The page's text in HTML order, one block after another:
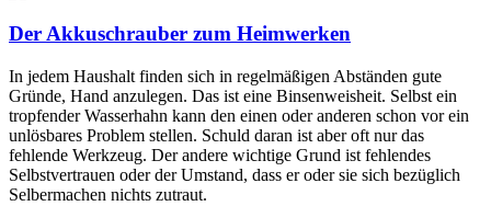
Der Akkuschrauber zum Heimwerken
In jedem Haushalt finden sich in regelmäßigen Abständen gute
Gründe, Hand anzulegen. Das ist eine Binsenweisheit. Selbst ein
tropfender Wasserhahn kann den einen oder anderen schon vor ein
unlösbares Problem stellen. Schuld daran ist aber oft nur das
fehlende Werkzeug. Der andere wichtige Grund ist fehlendes
Selbstvertrauen oder der Umstand, dass er oder sie sich bezüglich
Selbermachen nichts zutraut.